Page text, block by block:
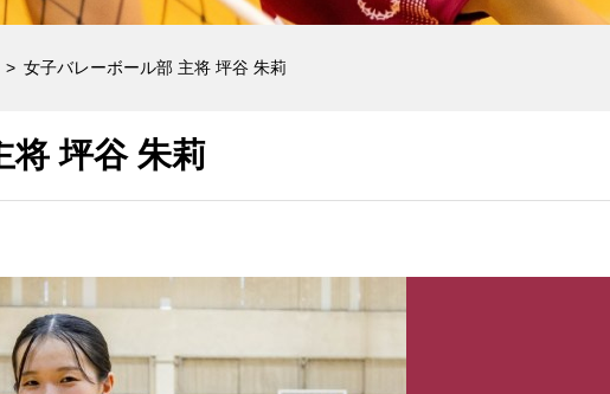
女子バレーボール部 主将 坪谷 朱莉
将 坪谷 朱莉